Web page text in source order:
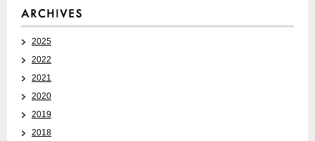
2025
2022
2021
2020
2019
2018